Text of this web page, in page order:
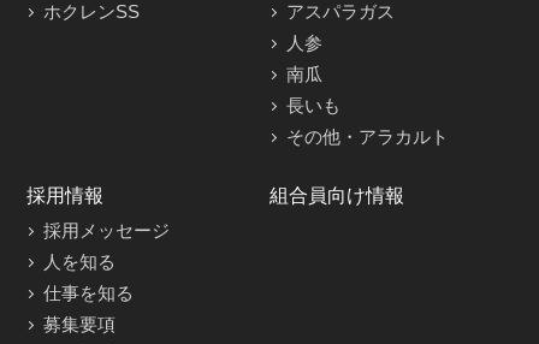
ホクレンSS
アスパラガス
人参
南瓜
長いも
その他・アラカルト
採用情報
採用メッセージ
人を知る
仕事を知る
募集要項
組合員向け情報